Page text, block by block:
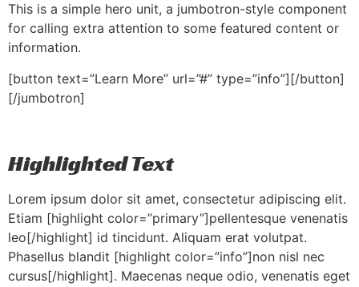
This is a simple hero unit, a jumbotron-style component
for calling extra attention to some featured content or
information.
[button text=”Learn More” url=”#” type=”info”][/button]
[/jumbotron]
Highlighted Text
Lorem ipsum dolor sit amet, consectetur adipiscing elit.
Etiam [highlight color=”primary”]pellentesque venenatis
leo[/highlight] id tincidunt. Aliquam erat volutpat.
Phasellus blandit [highlight color=”info”]non nisl nec
cursus[/highlight]. Maecenas neque odio, venenatis eget